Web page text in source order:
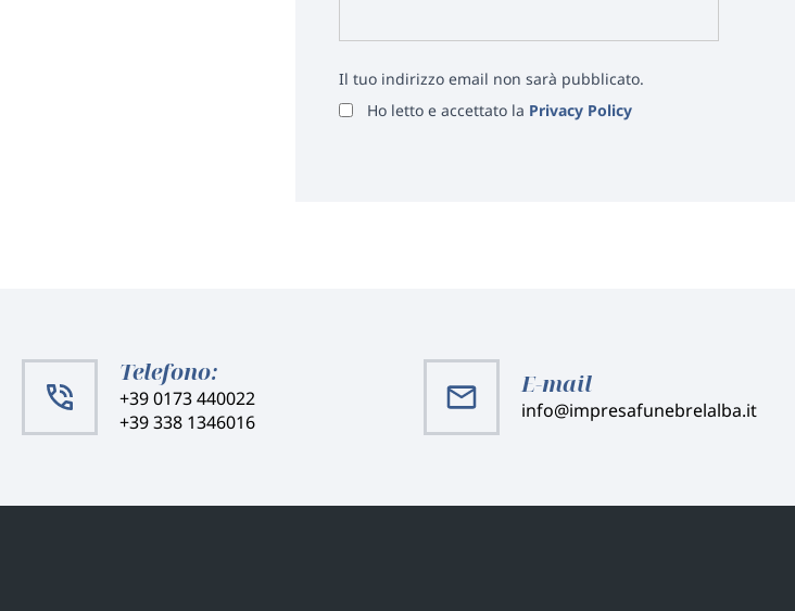
Il tuo indirizzo email non sarà pubblicato.
Ho letto e accettato la Privacy Policy
Telefono:
+39 0173 440022
+39 338 1346016
E-mail
info@impresafunebrelalba.it